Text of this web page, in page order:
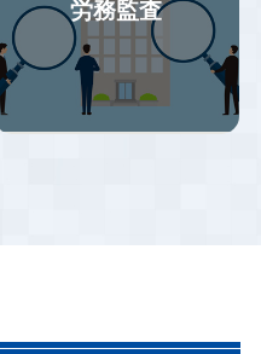
た対応、給付金の申請漏れ防止
や労務トラブルの早期予防に繋
がっています。
助成金は雇用保険の適用事業所
であれば殆ど業種を問わず活用
できるものです。しかし「ちょ
労務監査
労務調査ではまず企業の現状を